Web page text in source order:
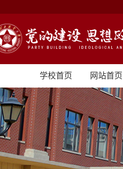
学校首页 网站首页